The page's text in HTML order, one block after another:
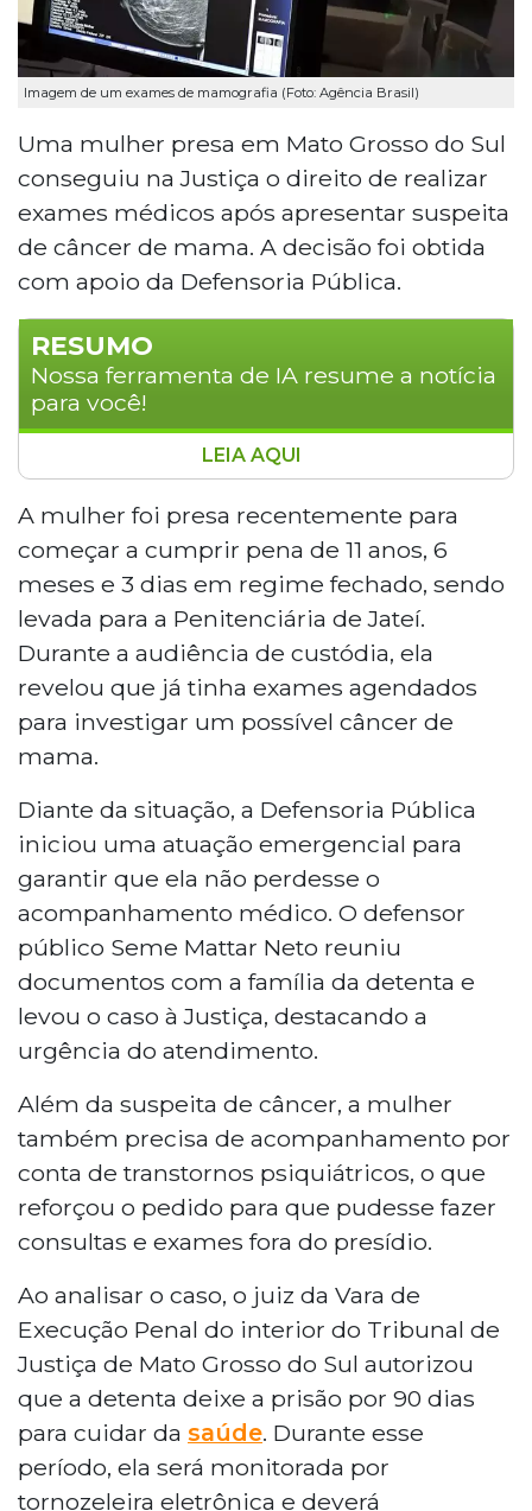
Imagem de um exames de mamografia (Foto: Agência Brasil)
Uma mulher presa em Mato Grosso do Sul
conseguiu na Justiça o direito de realizar
exames médicos após apresentar suspeita
de câncer de mama. A decisão foi obtida
com apoio da Defensoria Pública.
RESUMO
Nossa ferramenta de IA resume a notícia
para você!
Uma detenta de Mato Grosso do Sul
obteve autorização judicial para realizar
exames médicos devido à suspeita de
câncer de mama. A mulher, que iniciaria
pena de 11 anos em regime fechado na
Penitenciária de Jateí, contou com apoio
da Defensoria Pública para garantir seu
direito ao atendimento médico. O juiz da
Vara de Execução Penal concedeu 90 dias
de saída do presídio, com uso de
tornozeleira eletrônica, para que a
detenta possa realizar consultas e
exames. Além do possível câncer, ela
também necessita de acompanhamento
psiquiátrico. A decisão inclui a realização
de perícia médica oficial para avaliar seu
estado de saúde.
LEIA AQUI
A mulher foi presa recentemente para
começar a cumprir pena de 11 anos, 6
meses e 3 dias em regime fechado, sendo
levada para a Penitenciária de Jateí.
Durante a audiência de custódia, ela
revelou que já tinha exames agendados
para investigar um possível câncer de
mama.
Diante da situação, a Defensoria Pública
iniciou uma atuação emergencial para
garantir que ela não perdesse o
acompanhamento médico. O defensor
público Seme Mattar Neto reuniu
documentos com a família da detenta e
levou o caso à Justiça, destacando a
urgência do atendimento.
Além da suspeita de câncer, a mulher
também precisa de acompanhamento por
conta de transtornos psiquiátricos, o que
reforçou o pedido para que pudesse fazer
consultas e exames fora do presídio.
Ao analisar o caso, o juiz da Vara de
Execução Penal do interior do Tribunal de
Justiça de Mato Grosso do Sul autorizou
que a detenta deixe a prisão por 90 dias
para cuidar da saúde. Durante esse
período, ela será monitorada por
tornozeleira eletrônica e deverá